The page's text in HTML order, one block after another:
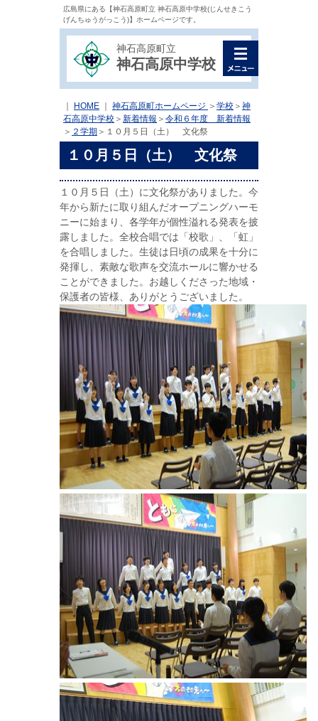
広島県にある【神石高原町立 神石高原中学校(じんせきこう
げんちゅうがっこう)】ホームページです。
神石高原町立
神石高原中学校
HOME 神石高原町ホームページ ＞ 学校 ＞ 神
石高原中学校 ＞ 新着情報 ＞ 令和６年度 新着情報
＞ ２学期 ＞ １０月５日（土） 文化祭
１０月５日（土） 文化祭
１０月５日（土）に文化祭がありました。今
年から新たに取り組んだオープニングハーモ
ニーに始まり、各学年が個性溢れる発表を披
露しました。全校合唱では「校歌」、「虹」
を合唱しました。生徒は日頃の成果を十分に
発揮し、素敵な歌声を交流ホールに響かせる
ことができました。お越しくださった地域・
保護者の皆様、ありがとうございました。